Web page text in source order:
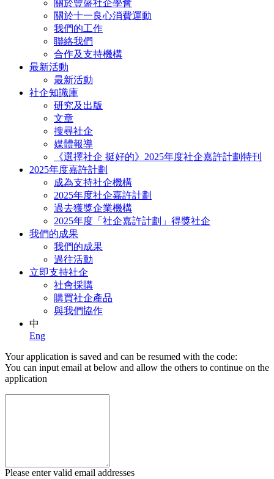
關於豐盛社企學會
關於十一良心消費運動
我們的工作
聯絡我們
合作及支持機構
最新活動
最新活動
社企知識庫
研究及出版
文章
搜尋社企
媒體報導
《選擇社企 挺好的》2025年度社企嘉許計劃特刊
2025年度嘉許計劃
成為支持社企機構
2025年度社企嘉許計劃
過去獲獎企業機構
2025年度「社企嘉許計劃」得獎社企
我們的成果
我們的成果
過往活動
立即支持社企
社會採購
購買社企產品
與我們協作
中
Eng
Your application is saved and can be resumed with the code:
You can input email at below and allow the others to continue on the
application
Please enter valid email addresses